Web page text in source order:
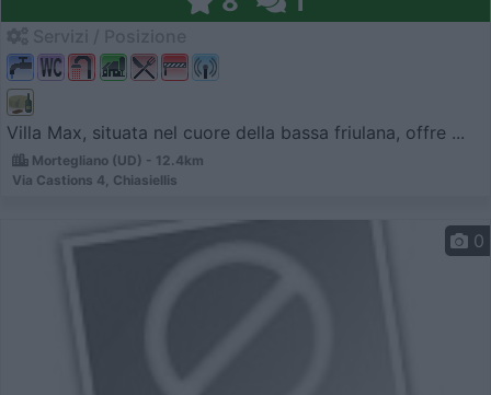
Villa Max, situata nel cuore della bassa friulana, offre ...
Mortegliano (UD) - 12.4km
Via Castions 4, Chiasiellis
0